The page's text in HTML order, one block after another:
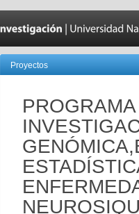
Proyectos